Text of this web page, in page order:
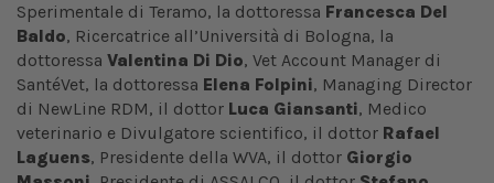
Sperimentale di Teramo, la dottoressa Francesca Del
Baldo, Ricercatrice all’Università di Bologna, la
dottoressa Valentina Di Dio, Vet Account Manager di
SantéVet, la dottoressa Elena Folpini, Managing Director
di NewLine RDM, il dottor Luca Giansanti, Medico
veterinario e Divulgatore scientifico, il dottor Rafael
Laguens, Presidente della WVA, il dottor Giorgio